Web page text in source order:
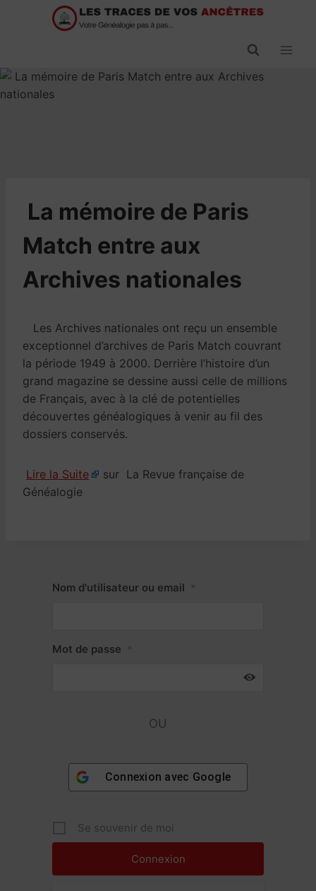
​La mémoire de Paris
Match entre aux
Archives nationales
Les Archives nationales ont reçu un ensemble
exceptionnel d’archives de Paris Match couvrant
la période 1949 à 2000. Derrière l’histoire d’un
grand magazine se dessine aussi celle de millions
de Français, avec à la clé de potentielles
découvertes généalogiques à venir au fil des
dossiers conservés.
Lire la Suite
sur La Revue française de
Généalogie
Nom d'utilisateur ou email
Mot de passe
OU
Connexion avec Google
Se souvenir de moi